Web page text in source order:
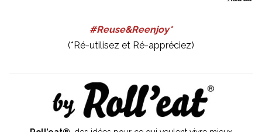
#Reuse&Reenjoy*
(*Ré-utilisez et Ré-appréciez)